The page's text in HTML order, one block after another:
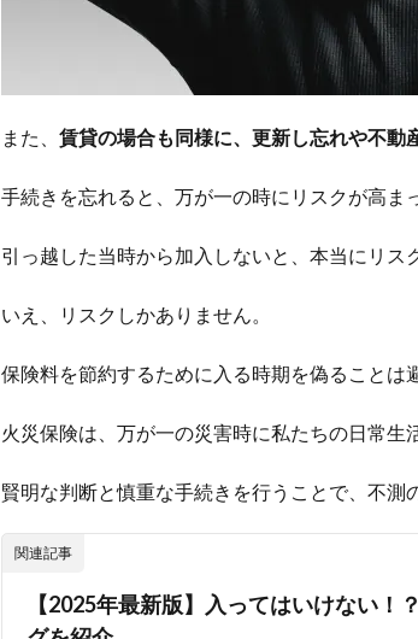
また、 賃貸の場合も同様に、更新し忘れや不動
手続きを忘れると、万が一の時にリスクが高ま
引っ越した当時から加入しないと、本当にリス
いえ、リスクしかありません。
保険料を節約するために入る時期を偽ること
火災保険は、万が一の災害時に私たちの日常生
賢明な判断と慎重な手続きを行うことで、不測
関連記事
【2025年最新版】入ってはいけない！